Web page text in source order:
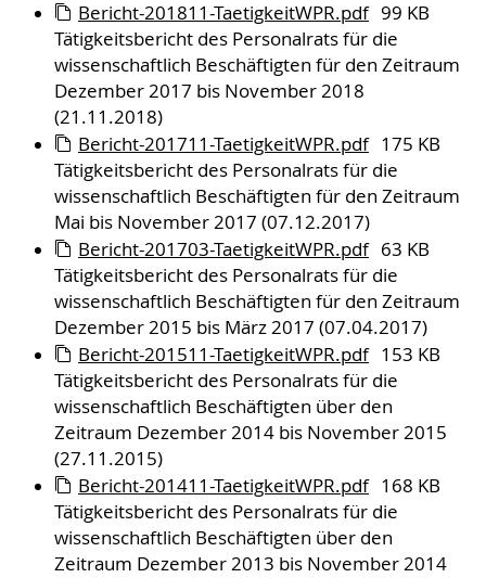
Bericht-201811-TaetigkeitWPR.pdf 99 KB
Tätigkeitsbericht des Personalrats für die
wissenschaftlich Beschäftigten für den Zeitraum
Dezember 2017 bis November 2018
(21.11.2018)
Bericht-201711-TaetigkeitWPR.pdf 175 KB
Tätigkeitsbericht des Personalrats für die
wissenschaftlich Beschäftigten für den Zeitraum
Mai bis November 2017 (07.12.2017)
Bericht-201703-TaetigkeitWPR.pdf 63 KB
Tätigkeitsbericht des Personalrats für die
wissenschaftlich Beschäftigten für den Zeitraum
Dezember 2015 bis März 2017 (07.04.2017)
Bericht-201511-TaetigkeitWPR.pdf 153 KB
Tätigkeitsbericht des Personalrats für die
wissenschaftlich Beschäftigten über den
Zeitraum Dezember 2014 bis November 2015
(27.11.2015)
Bericht-201411-TaetigkeitWPR.pdf 168 KB
Tätigkeitsbericht des Personalrats für die
wissenschaftlich Beschäftigten über den
Zeitraum Dezember 2013 bis November 2014